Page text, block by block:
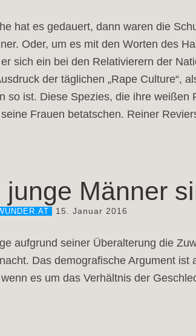
hat es gedauert, dann waren die
Oder, um es mit den Worten des
sich ein bei den Relativierern der
der täglichen „Rape Culture“,
so ist. Diese Spezies, die ihre
Frauen betatschen. Reiner
junge Männer
15. Januar 2016
aufgrund seiner Überalterung die
Das demografische Argument
es um das Verhältnis der